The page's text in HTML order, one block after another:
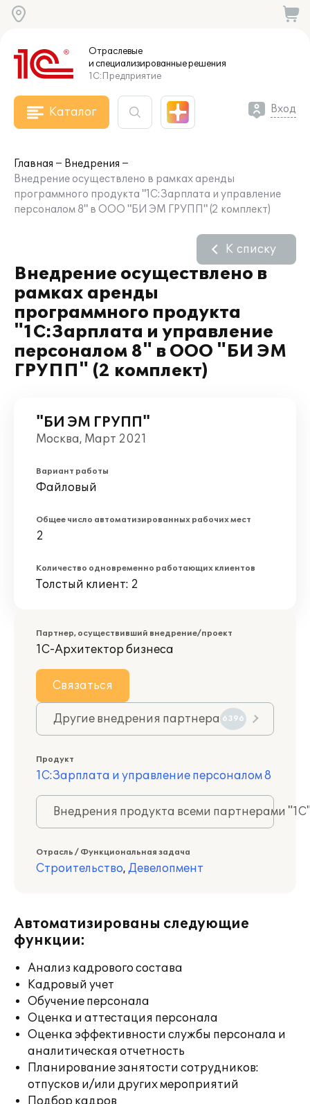
Отраслевые
и специализированныерешения
1С:Предприятие
Каталог Вход
Главная
Внедрения
Внедрение осуществлено в рамках аренды
программного продукта "1С:Зарплата и управление
персоналом 8" в ООО "БИ ЭМ ГРУПП" (2 комплект)
Внедрение осуществлено в
рамках аренды
программного продукта
"1С:Зарплата и управление
персоналом 8" в ООО "БИ ЭМ
ГРУПП" (2 комплект)
К списку
"БИ ЭМ ГРУПП"
Москва, Март 2021
Вариант работы
Файловый
Общее число автоматизированных рабочих мест
2
Количество одновременно работающих клиентов
Толстый клиент: 2
Партнер, осуществивший внедрение/проект
1С-Архитектор бизнеса
Связаться
Другие внедрения партнера 6396
Продукт
1С:Зарплата и управление персоналом 8
Внедрения продукта всеми партнерами
Отрасль / Функциональная задача
Строительство, Девелопмент
Автоматизированы следующие
функции:
Анализ кадрового состава
Кадровый учет
Обучение персонала
Оценка и аттестация персонала
Оценка эффективности службы персонала и
аналитическая отчетность
Планирование занятости сотрудников:
отпусков и/или других мероприятий
Подбор кадров